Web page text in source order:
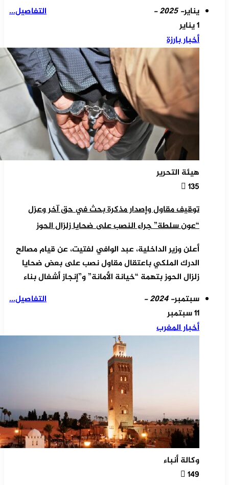
التفاصيل...
يناير- 2025 -
1 يناير
أخبار بارزة
هيئة التحرير
135
توقيف مقاول وإصدار مذكرة بحث في حق آخر وعزل
“عون سلطة” جراء النصب على ضحايا زلزال الحوز
أعلن وزير الداخلية، عبد الوافي لفتيت، عن قيام مصالح
الدرك الملكي باعتقال مقاول نصب على بعض ضحايا
زلزال الحوز بتهمة “خيانة الأمانة” و”إنجاز أشغال بناء
التفاصيل...
سبتمبر- 2024 -
11 سبتمبر
أخبار المغرب
وكالة أنباء
149